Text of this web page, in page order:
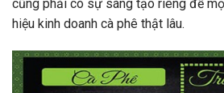
cũng phải có sự sáng tạo riêng để
hiệu kinh doanh cà phê thật lâu.